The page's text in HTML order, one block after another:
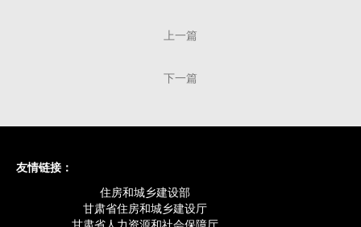
上一篇
下一篇
友情链接：
住房和城乡建设部
甘肃省住房和城乡建设厅
甘肃省人力资源和社会保障厅